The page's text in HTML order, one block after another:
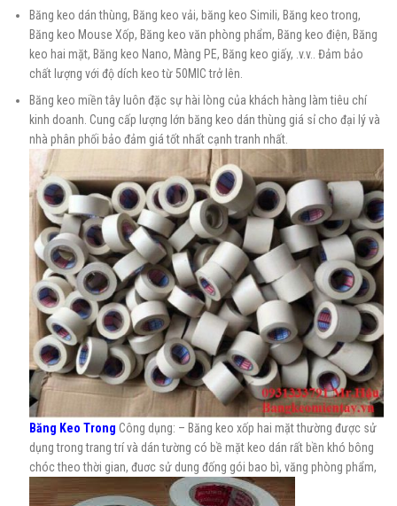
Băng keo dán thùng, Băng keo vải, băng keo Simili, Băng keo trong,
Băng keo Mouse Xốp, Băng keo văn phòng phẩm, Băng keo điện, Băng
keo hai mặt, Băng keo Nano, Màng PE, Băng keo giấy, .v.v.. Đảm bảo
chất lượng với độ dích keo từ 50MIC trở lên.
Băng keo miền tây luôn đặc sự hài lòng của khách hàng làm tiêu chí
kinh doanh. Cung cấp lượng lớn băng keo dán thùng giá sỉ cho đại lý và
nhà phân phối bảo đảm giá tốt nhất cạnh tranh nhất.
Băng Keo Trong Công dụng: – Băng keo xốp hai mặt thường được sử
dụng trong trang trí và dán tường có bề mặt keo dán rất bền khó bông
chóc theo thời gian, đuơc sử dung đống gói bao bì, văng phòng phẩm,